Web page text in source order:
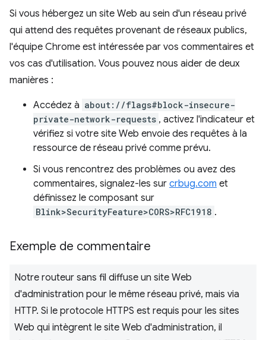
Si vous hébergez un site Web au sein d'un réseau privé
qui attend des requêtes provenant de réseaux publics,
l'équipe Chrome est intéressée par vos commentaires et
vos cas d'utilisation. Vous pouvez nous aider de deux
manières :
Accédez à about://flags#block-insecure-
private-network-requests , activez l'indicateur et
vérifiez si votre site Web envoie des requêtes à la
ressource de réseau privé comme prévu.
Si vous rencontrez des problèmes ou avez des
commentaires, signalez-les sur crbug.com et
définissez le composant sur
Blink>SecurityFeature>CORS>RFC1918 .
Exemple de commentaire
Notre routeur sans fil diffuse un site Web
d'administration pour le même réseau privé, mais via
HTTP. Si le protocole HTTPS est requis pour les sites
Web qui intègrent le site Web d'administration, il